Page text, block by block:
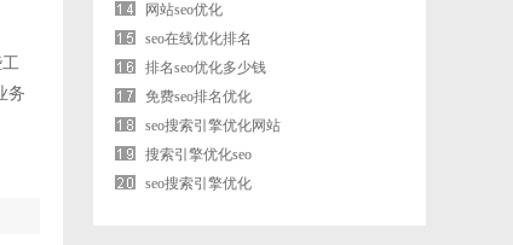
务
网站seo优化
seo在线优化排名
排名seo优化多少钱
免费seo排名优化
seo搜索引擎优化网站
搜索引擎优化seo
seo搜索引擎优化